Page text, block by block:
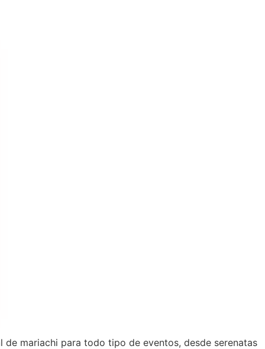
mariachi para todo tipo de eventos, desde serenatas